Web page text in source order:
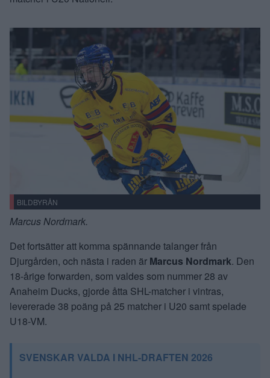
BILDBYRÅN
Marcus Nordmark.
Det fortsätter att komma spännande talanger från
Djurgården, och nästa i raden är Marcus Nordmark. Den
18-årige forwarden, som valdes som nummer 28 av
Anaheim Ducks, gjorde åtta SHL-matcher i vintras,
levererade 38 poäng på 25 matcher i U20 samt spelade
U18-VM.
SVENSKAR VALDA I NHL-DRAFTEN 2026